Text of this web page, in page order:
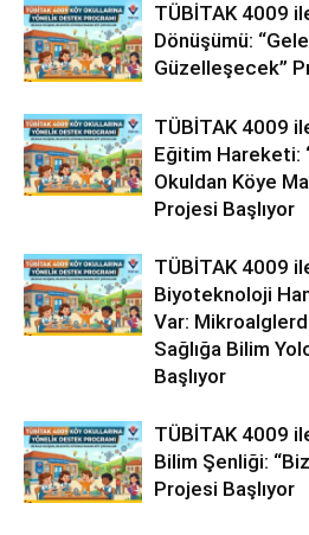
TÜBİTAK 4009
Dönüşümü:
Güzelleşecek”
TÜBİTAK 4009
Eğitim Hareketi:
Okuldan Köye
Projesi Başlıyor
TÜBİTAK 4009
Biyoteknoloji
Var:
Sağlığa Bilim
Başlıyor
TÜBİTAK 4009
Bilim Şenliği:
Projesi Başlıyor